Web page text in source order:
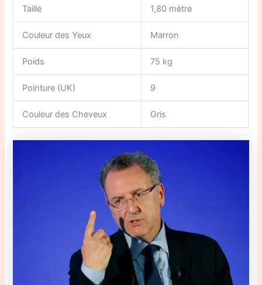
Taille 1,80 mètre
Couleur des Yeux Marron
Poids 75 kg
Pointure (UK) 9
Couleur des Cheveux Gris